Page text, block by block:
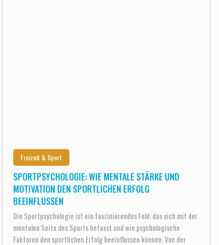
Freizeit & Sport
SPORTPSYCHOLOGIE: WIE MENTALE STÄRKE UND
MOTIVATION DEN SPORTLICHEN ERFOLG
BEEINFLUSSEN
Die Sportpsychologie ist ein faszinierendes Feld, das sich mit der
mentalen Seite des Sports befasst und wie psychologische
Faktoren den sportlichen Erfolg beeinflussen können. Von der